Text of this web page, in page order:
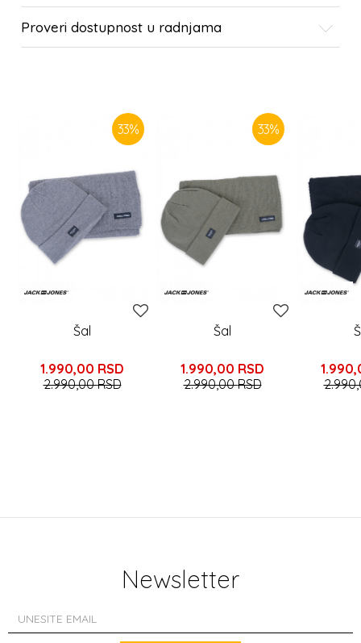
Proveri dostupnost u radnjama
33%
Šal
1.990,00 RSD
2.990,00RSD
33%
Šal
1.990,00 RSD
2.990,00RSD
Newsletter